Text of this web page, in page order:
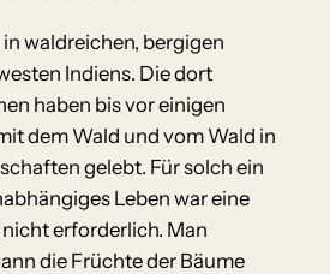
waldreichen, bergigen
Indiens. Die dort
haben bis vor einigen
dem Wald und vom Wald in
gelebt. Für solch ein
Leben war eine
erforderlich. Man
die Früchte der Bäume